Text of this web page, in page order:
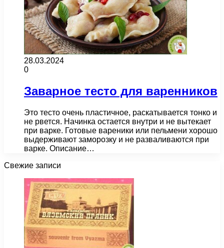
28.03.2024
0
Заварное тесто для варенников
Это тесто очень пластичное, раскатывается тонко и
не рвется. Начинка остается внутри и не вытекает
при варке. Готовые вареники или пельмени хорошо
выдерживают заморозку и не разваливаются при
варке. Описание…
Свежие записи